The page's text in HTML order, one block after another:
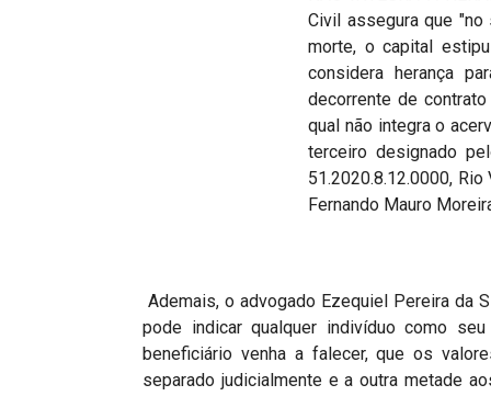
Civil assegura que
morte, o capital
considera herança
decorrente de
qual não integra o
terceiro designado
51.2020.8.12.0000,
Fernando Mauro
Ademais, o advogado Ezequiel Pereira da
pode indicar qualquer indivíduo como
beneficiário venha a falecer, que os
separado judicialmente e a outra metade